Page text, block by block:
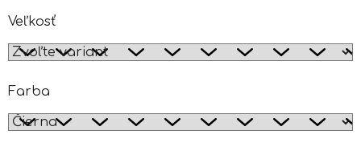
Veľkosť
Farba